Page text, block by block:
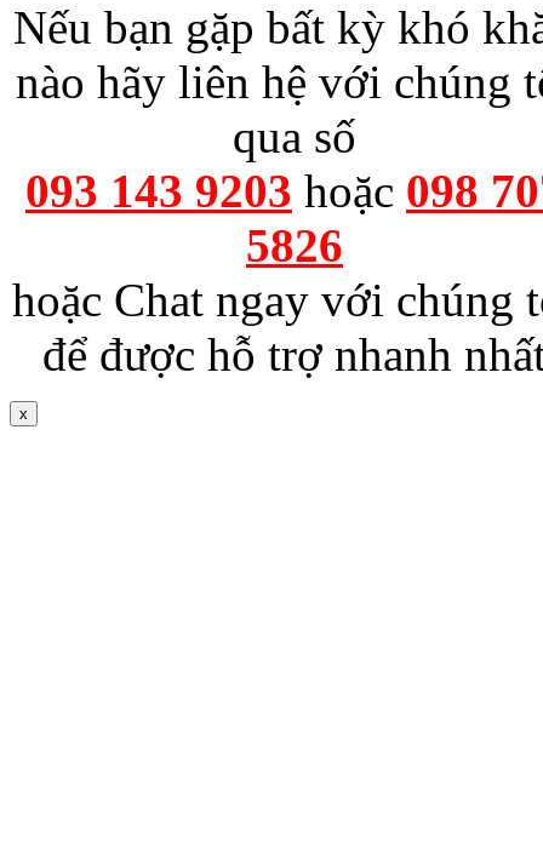
Nếu bạn gặp bất kỳ khó
nào hãy liên hệ với chúng
qua số
093 143 9203 hoặc 098
5826
hoặc Chat ngay với chúng
để được hỗ trợ nhanh
x